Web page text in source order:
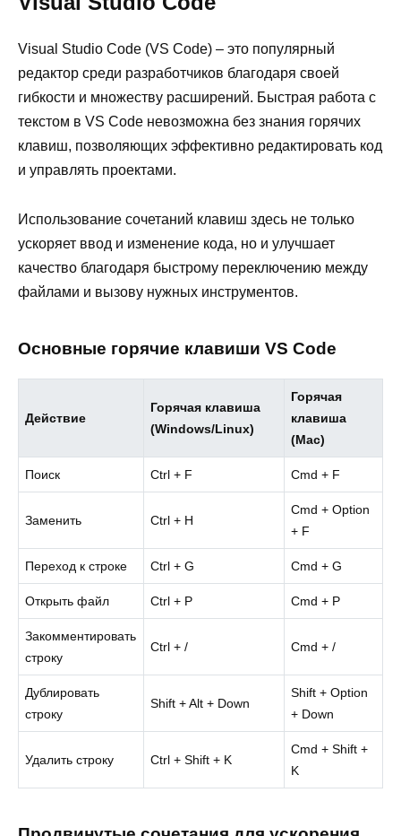
Visual Studio Code (VS Code) – это популярный
редактор среди разработчиков благодаря своей
гибкости и множеству расширений. Быстрая работа с
текстом в VS Code невозможна без знания горячих
клавиш, позволяющих эффективно редактировать код
и управлять проектами.
Использование сочетаний клавиш здесь не только
ускоряет ввод и изменение кода, но и улучшает
качество благодаря быстрому переключению между
файлами и вызову нужных инструментов.
Основные горячие клавиши VS Code
Действие
Горячая клавиша
(Windows/Linux)
Горячая
клавиша
(Mac)
Поиск Ctrl + F Cmd + F
Заменить Ctrl + H
Cmd + Option
+ F
Переход к строке Ctrl + G Cmd + G
Открыть файл Ctrl + P Cmd + P
Закомментировать
строку
Ctrl + / Cmd + /
Дублировать
строку
Shift + Alt + Down
Shift + Option
+ Down
Удалить строку Ctrl + Shift + K
Cmd + Shift +
K